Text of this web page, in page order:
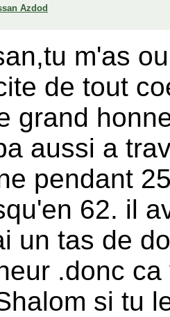
Azdod
m'as
de tout
grand
aussi a
pendant
62. il
un tas de
.donc
si tu